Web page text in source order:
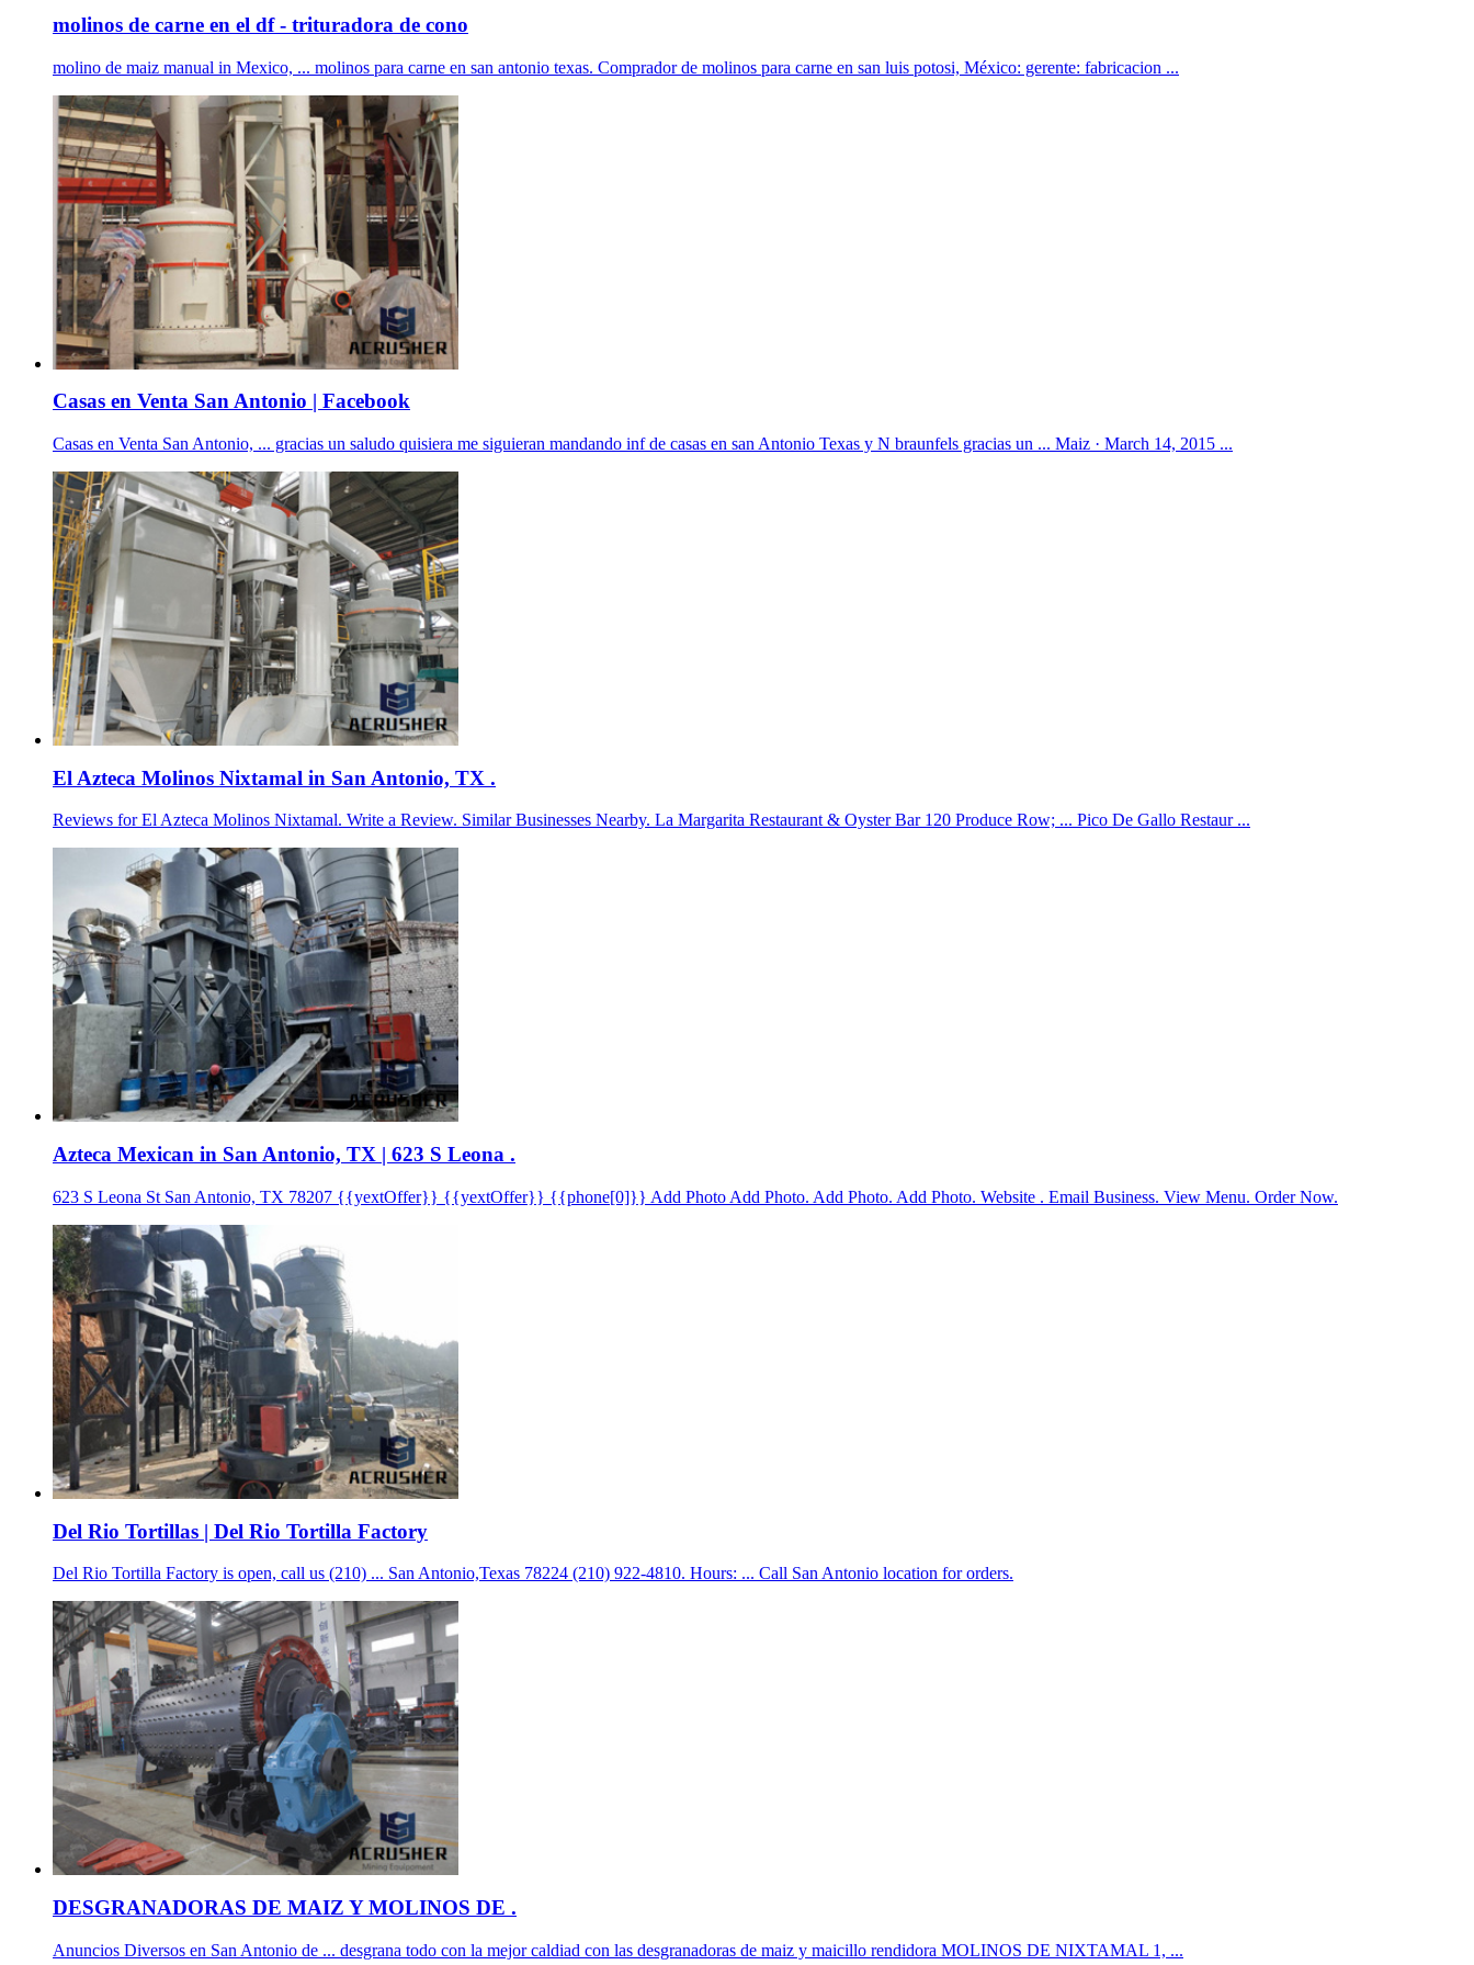
molinos de carne en el df - trituradora de cono
molino de maiz manual in Mexico, ... molinos para carne en san antonio texas. Comprador de molinos para carne en san luis potosi, México: gerente: fabricacion ...
Casas en Venta San Antonio | Facebook
Casas en Venta San Antonio, ... gracias un saludo quisiera me siguieran mandando inf de casas en san Antonio Texas y N braunfels gracias un ... Maiz · March 14, 2015 ...
El Azteca Molinos Nixtamal in San Antonio, TX .
Reviews for El Azteca Molinos Nixtamal. Write a Review. Similar Businesses Nearby. La Margarita Restaurant & Oyster Bar 120 Produce Row; ... Pico De Gallo Restaur ...
Azteca Mexican in San Antonio, TX | 623 S Leona .
623 S Leona St San Antonio, TX 78207 {{yextOffer}} {{yextOffer}} {{phone[0]}} Add Photo Add Photo. Add Photo. Add Photo. Website . Email Business. View Menu. Order Now.
Del Rio Tortillas | Del Rio Tortilla Factory
Del Rio Tortilla Factory is open, call us (210) ... San Antonio,Texas 78224 (210) 922-4810. Hours: ... Call San Antonio location for orders.
DESGRANADORAS DE MAIZ Y MOLINOS DE .
Anuncios Diversos en San Antonio de ... desgrana todo con la mejor caldiad con las desgranadoras de maiz y maicillo rendidora MOLINOS DE NIXTAMAL 1, ...